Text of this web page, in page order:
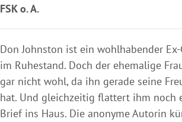
FSK o. A.
Don Johnston ist ein wohlhabender
im Ruhestand. Doch der ehemalige
gar nicht wohl, da ihn gerade seine
hat. Und gleichzeitig flattert ihm noch
Brief ins Haus. Die anonyme Autorin